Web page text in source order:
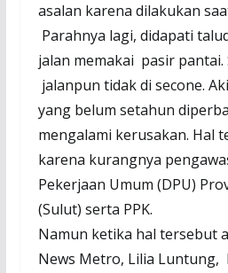
asalan karena dilakukan
Parahnya lagi, didapati
jalan memakai pasir pantai.
jalanpun tidak di secone.
yang belum setahun
mengalami kerusakan. Hal
karena kurangnya
Pekerjaan Umum (DPU)
(Sulut) serta PPK.
Namun ketika hal tersebut
News Metro, Lilia Luntung,